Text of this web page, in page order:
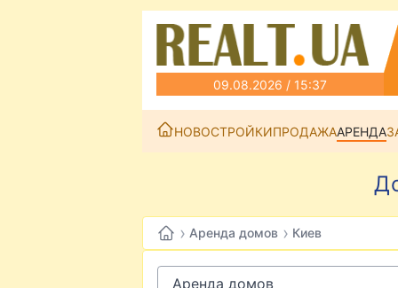
09.08.2026 / 15:37
НОВОСТРОЙКИПРОДАЖААРЕНДА
› Аренда домов › Киев